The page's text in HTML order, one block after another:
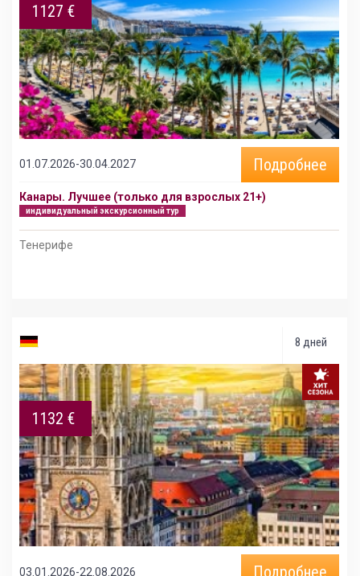
1127 €
01.07.2026-30.04.2027 Подробнее
Канары. Лучшее (только для взрослых 21+)
индивидуальный экскурсионный тур
Тенерифе
8 дней
1132 €
03.01.2026-22.08.2026